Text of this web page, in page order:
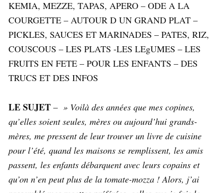
KEMIA, MEZZE, TAPAS, APERO – ODE A LA
COURGETTE – AUTOUR D UN GRAND PLAT –
PICKLES, SAUCES ET MARINADES – PATES, RIZ,
COUSCOUS – LES PLATS -LES LEgUMES – LES
FRUITS EN FETE – POUR LES ENFANTS – DES
TRUCS ET DES INFOS
LE SUJET – » Voilà des années que mes copines,
qu’elles soient seules, mères ou aujourd’hui grands-
mères, me pressent de leur trouver un livre de cuisine
pour l’été, quand les maisons se remplissent, les amis
passent, les enfants débarquent avec leurs copains et
qu’on n’en peut plus de la tomate-mozza ! Alors, j’ai